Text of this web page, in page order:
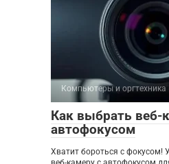
Компьютеры и оргтехника
Как выбрать веб-
автофокусом
Хватит бороться с фокусом!